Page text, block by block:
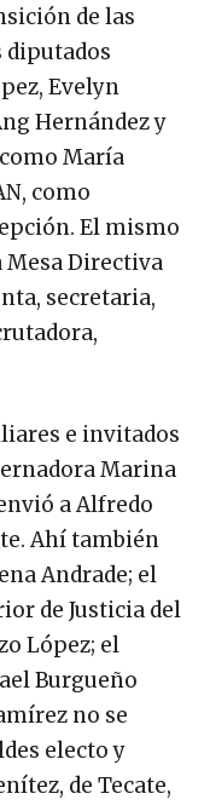
de las
diputados
Evelyn
Hernández y
María
como
El mismo
Directiva
secretaria,
e invitados
Marina
a Alfredo
Ahí también
Andrade; el
de Justicia del
López; el
Burgueño
no se
electo y
de Tecate,